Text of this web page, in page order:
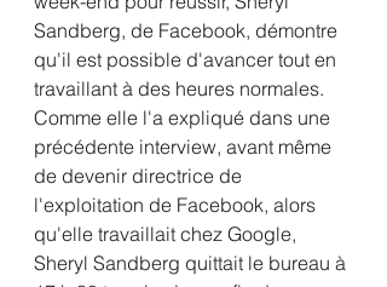
Sandberg, de Facebook, démontre
qu'il est possible d'avancer tout en
travaillant à des heures normales.
Comme elle l'a expliqué dans une
précédente interview, avant même
de devenir directrice de
l'exploitation de Facebook, alors
qu'elle travaillait chez Google,
Sheryl Sandberg quittait le bureau à